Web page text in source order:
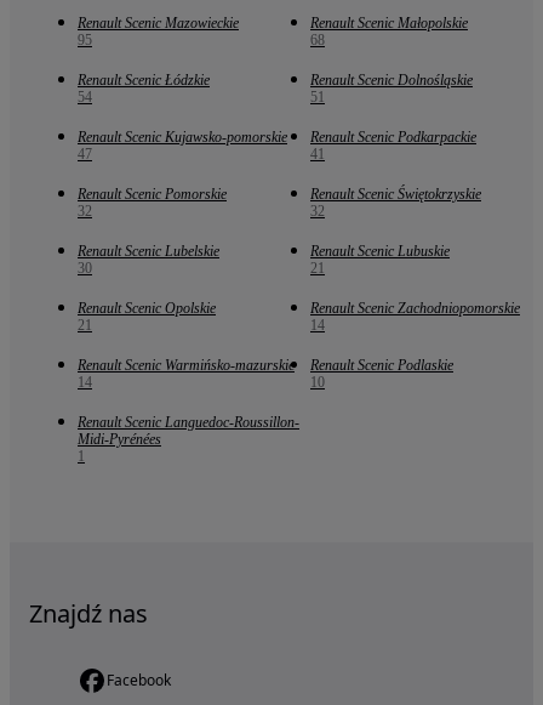
Renault Scenic Mazowieckie
95
Renault Scenic Małopolskie
68
Renault Scenic Łódzkie
54
Renault Scenic Dolnośląskie
51
Renault Scenic Kujawsko-pomorskie
47
Renault Scenic Podkarpackie
41
Renault Scenic Pomorskie
32
Renault Scenic Świętokrzyskie
32
Renault Scenic Lubelskie
30
Renault Scenic Lubuskie
21
Renault Scenic Opolskie
21
Renault Scenic Zachodniopomorskie
14
Renault Scenic Warmińsko-mazurskie
14
Renault Scenic Podlaskie
10
Renault Scenic Languedoc-Roussillon-
Midi-Pyrénées
1
Znajdź nas
Facebook